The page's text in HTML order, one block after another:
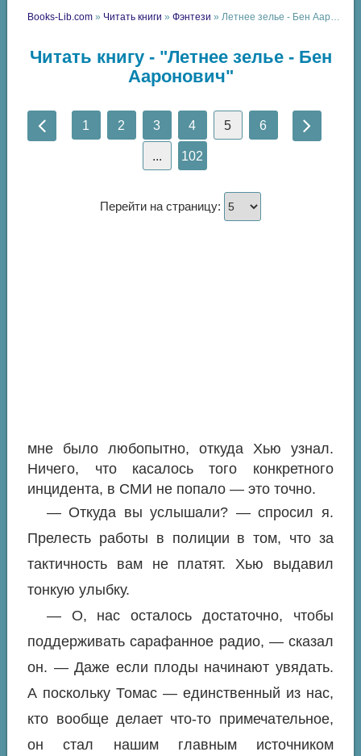
Books-Lib.com » Читать книги »Фэнтези » Летнее зелье - Бен Ааронович
Читать книгу - "Летнее зелье - Бен
Ааронович"
1 2 3 4 5 6
... 102
Перейти на страницу:
мне было любопытно, откуда Хью узнал.
Ничего, что касалось того конкретного
инцидента, в СМИ не попало — это точно.
— Откуда вы услышали? — спросил я.
Прелесть работы в полиции в том, что за
тактичность вам не платят. Хью выдавил
тонкую улыбку.
— О, нас осталось достаточно, чтобы
поддерживать сарафанное радио, — сказал
он. — Даже если плоды начинают увядать.
А поскольку Томас — единственный из нас,
кто вообще делает что-то примечательное,
он стал нашим главным источником